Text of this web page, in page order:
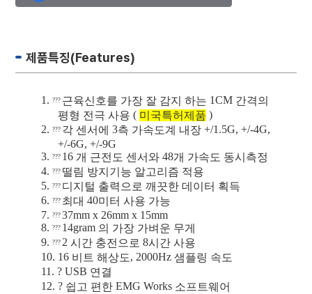
제품특징(Features)
1. ??? 근육신호를 가장 잘 감지 하는 1CM 간격의
평형 전극 사용 ( 미국특허제품 )
2. ??? 각 센서에 3측 가속도계 내장 +/1.5G, +/-4G,
+/-6G, +/-9G
3. ??? 16 개 근전도 센서와48개 가속도 동시측정
4. ??? 떨림 방지기능 알고리즘 적용
5. ??? 디지털 출력으로 깨끗한 데이터 획득
6. ??? 최대40미터 사용 가능
7. ??? 37mm x 26mm x 15mm
8. ??? 14gram 의 가장 가벼운 무게
9. ??? 2 시간 충전으로 8시간 사용
10. 16 비트 해상도, 2000Hz샘플링 속도
11. ? USB 연결
12. ? 쉽고 편한 EMG Works 소프트웨어